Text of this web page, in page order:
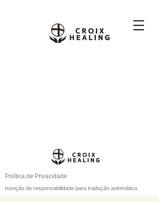
Política de Privacidade
Isenção de responsabilidade para tradução automática